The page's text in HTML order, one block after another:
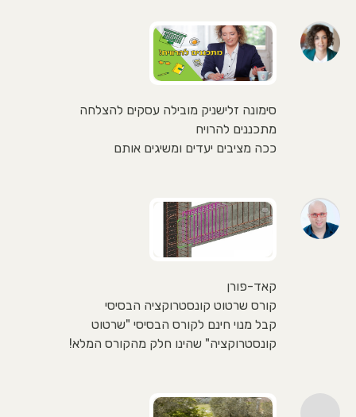
סימונה זלישניק מובילה עסקים להצלחה
מתכננים להרויח
ככה מציבים יעדים ומשיגים אותם
קאד-פורן
קורס שרטוט קונסטרוקציה הבסיסי
קבל מנוי חינם לקורס הבסיסי "שרטוט
קונסטרוקציה" שהינו חלק מהקורס המלא!